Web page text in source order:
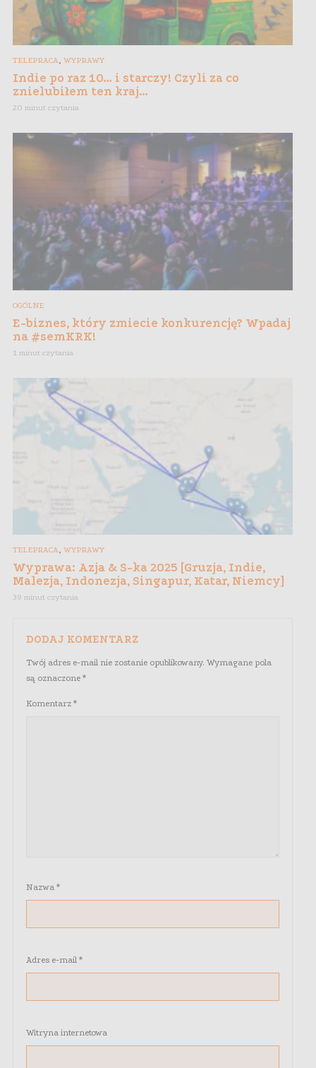
TELEPRACA, WYPRAWY
Indie po raz 10… i starczy! Czyli za co
znielubiłem ten kraj…
20 minut czytania
OGÓLNE
E-biznes, który zmiecie konkurencję? Wpadaj
na #semKRK!
1 minut czytania
TELEPRACA, WYPRAWY
Wyprawa: Azja & S-ka 2025 [Gruzja, Indie,
Malezja, Indonezja, Singapur, Katar, Niemcy]
39 minut czytania
DODAJ KOMENTARZ
Twój adres e-mail nie zostanie opublikowany. Wymagane pola
są oznaczone *
Komentarz *
Nazwa *
Adres e-mail *
Witryna internetowa